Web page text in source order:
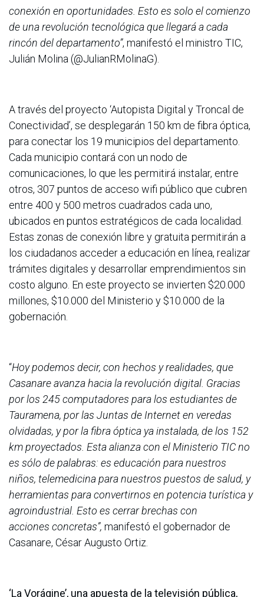
conexión en oportunidades. Esto es solo el comienzo
de una revolución tecnológica que llegará a cada
rincón del departamento”, manifestó el ministro TIC,
Julián Molina (@JulianRMolinaG).
A través del proyecto ‘Autopista Digital y Troncal de
Conectividad’, se desplegarán 150 km de fibra óptica,
para conectar los 19 municipios del departamento.
Cada municipio contará con un nodo de
comunicaciones, lo que les permitirá instalar, entre
otros, 307 puntos de acceso wifi público que cubren
entre 400 y 500 metros cuadrados cada uno,
ubicados en puntos estratégicos de cada localidad.
Estas zonas de conexión libre y gratuita permitirán a
los ciudadanos acceder a educación en línea, realizar
trámites digitales y desarrollar emprendimientos sin
costo alguno. En este proyecto se invierten $20.000
millones, $10.000 del Ministerio y $10.000 de la
gobernación.
“Hoy podemos decir, con hechos y realidades, que
Casanare avanza hacia la revolución digital. Gracias
por los 245 computadores para los estudiantes de
Tauramena, por las Juntas de Internet en veredas
olvidadas, y por la fibra óptica ya instalada, de los 152
km proyectados. Esta alianza con el Ministerio TIC no
es sólo de palabras: es educación para nuestros
niños, telemedicina para nuestros puestos de salud, y
herramientas para convertirnos en potencia turística y
agroindustrial. Esto es cerrar brechas con
acciones concretas”, manifestó el gobernador de
Casanare, César Augusto Ortiz.
‘La Vorágine’, una apuesta de la televisión pública,